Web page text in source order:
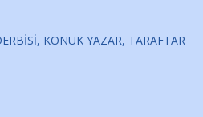
KONUK YAZAR TARAFTAR